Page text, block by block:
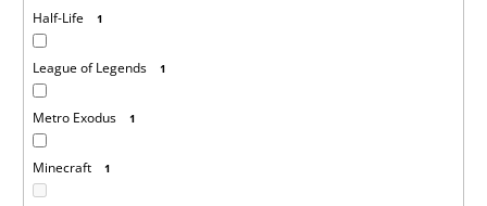
Half-Life 1
League of Legends 1
Metro Exodus 1
Minecraft 1